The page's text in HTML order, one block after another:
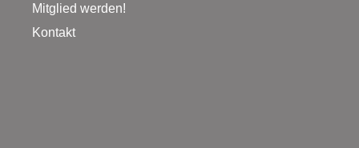
Mitglied werden!
Kontakt